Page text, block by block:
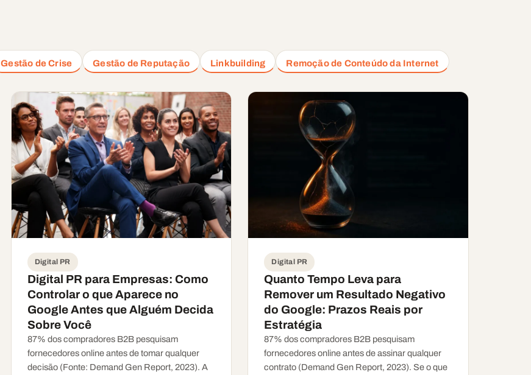
Gestão de Crise Gestão de Reputação Linkbuilding Remoção de Conteúdo da Internet
Digital PR
Digital PR para Empresas: Como
Controlar o que Aparece no
Google Antes que Alguém Decida
Sobre Você
87% dos compradores B2B pesquisam
fornecedores online antes de tomar qualquer
decisão (Fonte: Demand Gen Report, 2023). A
Digital PR
Quanto Tempo Leva para
Remover um Resultado Negativo
do Google: Prazos Reais por
Estratégia
87% dos compradores B2B pesquisam
fornecedores online antes de assinar qualquer
contrato (Demand Gen Report, 2023). Se o que